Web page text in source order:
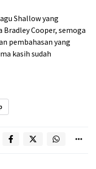
Shallow yang
Bradley Cooper, semoga
pembahasan yang
kasih sudah